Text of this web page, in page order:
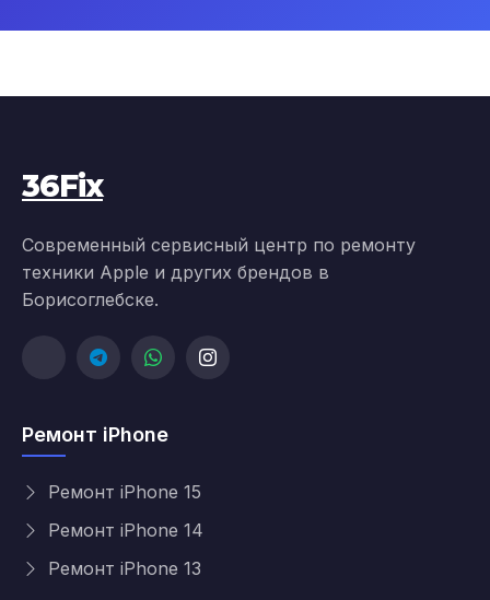
36Fix
Современный сервисный центр по ремонту
техники Apple и других брендов в
Борисоглебске.
Ремонт iPhone
Ремонт iPhone 15
Ремонт iPhone 14
Ремонт iPhone 13